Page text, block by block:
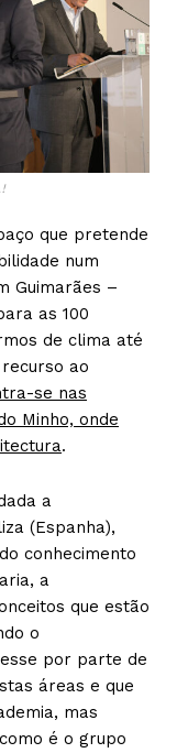
que pretende
num
Guimarães –
as 100
de clima até
ao
se nas
Minho, onde
.
a
(Espanha),
conhecimento
a
que estão
o
por parte de
áreas e que
mas
é o grupo